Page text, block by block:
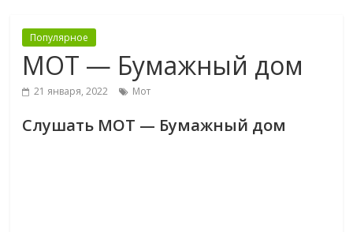
Популярное
MOT — Бумажный дом
21 января, 2022 Мот
Слушать MOT — Бумажный дом